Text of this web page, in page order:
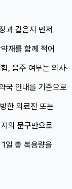
과 같은지 먼저
재를 함께 적어
, 음주 여부는 의사·
국 안내를 기준으로
한 의료진 또는
의 문구만으로
일 총 복용량을